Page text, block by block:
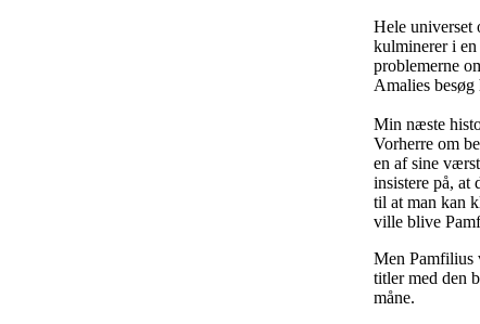
Hele universet
kulminerer i en
problemerne
Amalies
Min næste
Vorherre om
en af sine
insistere på, at
til at man kan
ville blive
Men Pamfilius
titler med den
måne.